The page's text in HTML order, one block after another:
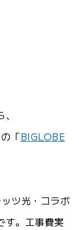
「BIGLOBE
ツ光・コラボ
す。工事費実